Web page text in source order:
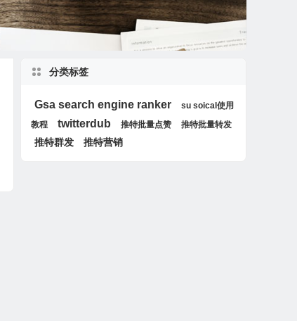
分类标签
Gsa search engine ranker
su soical使用
教程
twitterdub 推特批量点赞 推特批量转发
推特群发 推特营销